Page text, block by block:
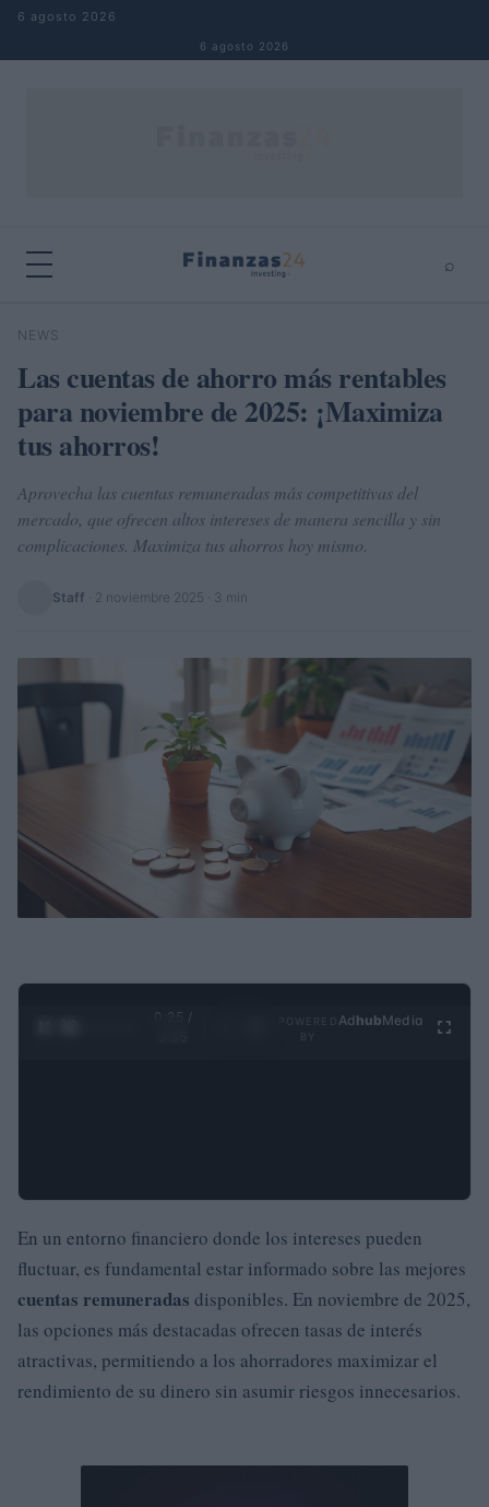
Saltar al contenido
6 agosto 2026
6 agosto 2026
⌕
Buscar
NEWS
Las cuentas de ahorro más rentables
para noviembre de 2025: ¡Maximiza
tus ahorros!
Aprovecha las cuentas remuneradas más competitivas del
mercado, que ofrecen altos intereses de manera sencilla y sin
complicaciones. Maximiza tus ahorros hoy mismo.
Staff 2 noviembre 2025 · 3 min
0:26 /
Ad hubMedia
En un entorno financiero donde los intereses pueden
fluctuar, es fundamental estar informado sobre las mejores
cuentas remuneradas disponibles. En noviembre de 2025,
las opciones más destacadas ofrecen tasas de interés
atractivas, permitiendo a los ahorradores maximizar el
rendimiento de su dinero sin asumir riesgos innecesarios.